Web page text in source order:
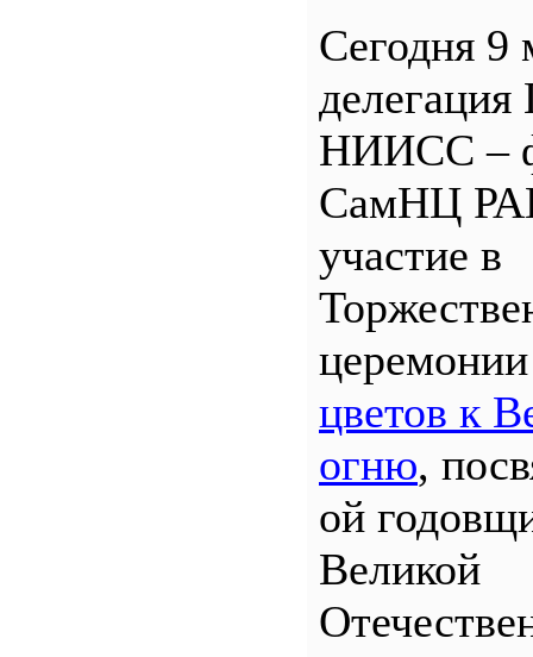
Сегодня 9
НИИСС –
СамНЦ
участие в
цветов к
огню,
ой
Великой